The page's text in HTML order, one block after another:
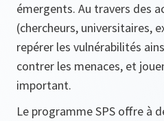
émergents. Au travers des
(chercheurs, universitaires,
repérer les vulnérabilités
contrer les menaces, et
important.
Le programme SPS offre à